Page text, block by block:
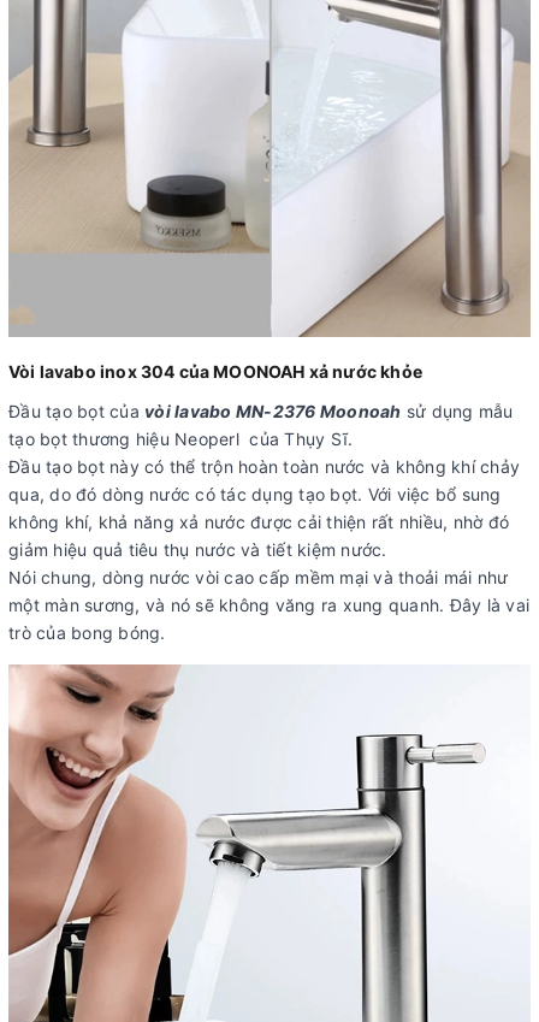
Vòi lavabo inox 304 của MOONOAH xả nước khỏe
Đầu tạo bọt của vòi lavabo MN-2376 Moonoah sử dụng mẫu
tạo bọt thương hiệu Neoperl của Thụy Sĩ.
Đầu tạo bọt này có thể trộn hoàn toàn nước và không khí chảy
qua, do đó dòng nước có tác dụng tạo bọt. Với việc bổ sung
không khí, khả năng xả nước được cải thiện rất nhiều, nhờ đó
giảm hiệu quả tiêu thụ nước và tiết kiệm nước.
Nói chung, dòng nước vòi cao cấp mềm mại và thoải mái như
một màn sương, và nó sẽ không văng ra xung quanh. Đây là vai
trò của bong bóng.